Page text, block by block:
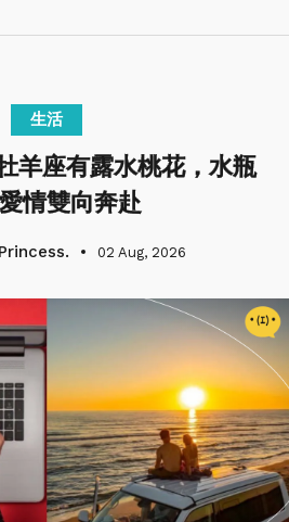
生活
羊座有露水桃花，水瓶
情雙向奔赴
Princess. 02 Aug, 2026